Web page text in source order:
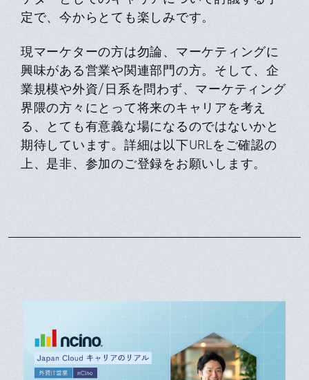
定で、今からとても楽しみです。
現マーケターの⽅は勿論、マーケティングに
興味がある営業や関連部⾨の⽅。そして、企
業規模や外資/⽇系を問わず、マーケティング
界隈の⽅々にとって将来のキャリアを考え
る、とても有意義な場になるのではないかと
期待しています。詳細は以下URLをご確認の
上、是⾮、参加のご登録をお願いします。